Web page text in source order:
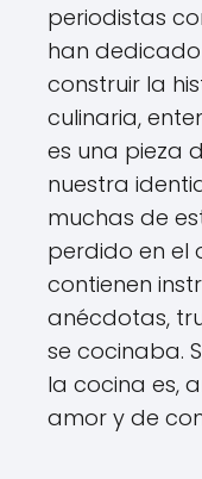
periodistas
han
construir la
culinaria,
es una pieza
nuestra
muchas de
perdido en el
contienen
anécdotas,
se cocinaba.
la cocina es,
amor y de